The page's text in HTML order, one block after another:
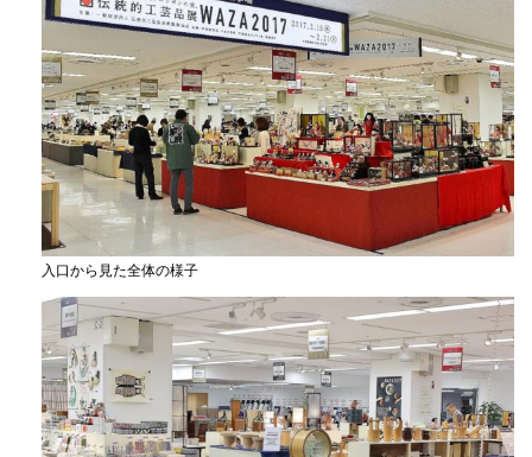
入口から見た全体の様子